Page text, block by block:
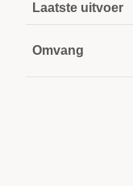
Laatste uitvoer
Omvang